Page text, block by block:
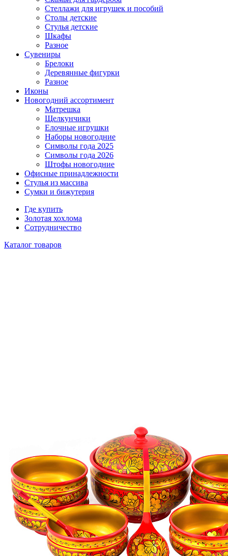
Стеллажи для игрушек и пособий
Столы детские
Стулья детские
Шкафы
Разное
Сувениры
Брелоки
Деревянные фигурки
Разное
Иконы
Новогодний ассортимент
Матрешка
Щелкунчики
Елочные игрушки
Наборы новогодние
Символы года 2025
Символы года 2026
Штофы новогодние
Офисные принадлежности
Стулья из массива
Сумки и бижутерия
Где купить
Золотая хохлома
Сотрудничество
Каталог товаров